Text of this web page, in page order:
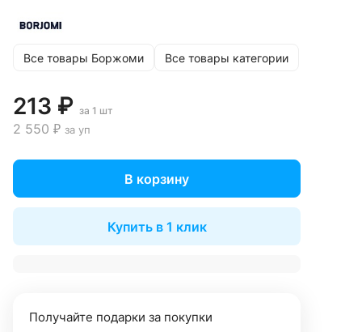
Все товары Боржоми Все товары категории
213 ₽ за 1 шт
2 550 ₽ за уп
В корзину
Купить в 1 клик
Получайте подарки за покупки